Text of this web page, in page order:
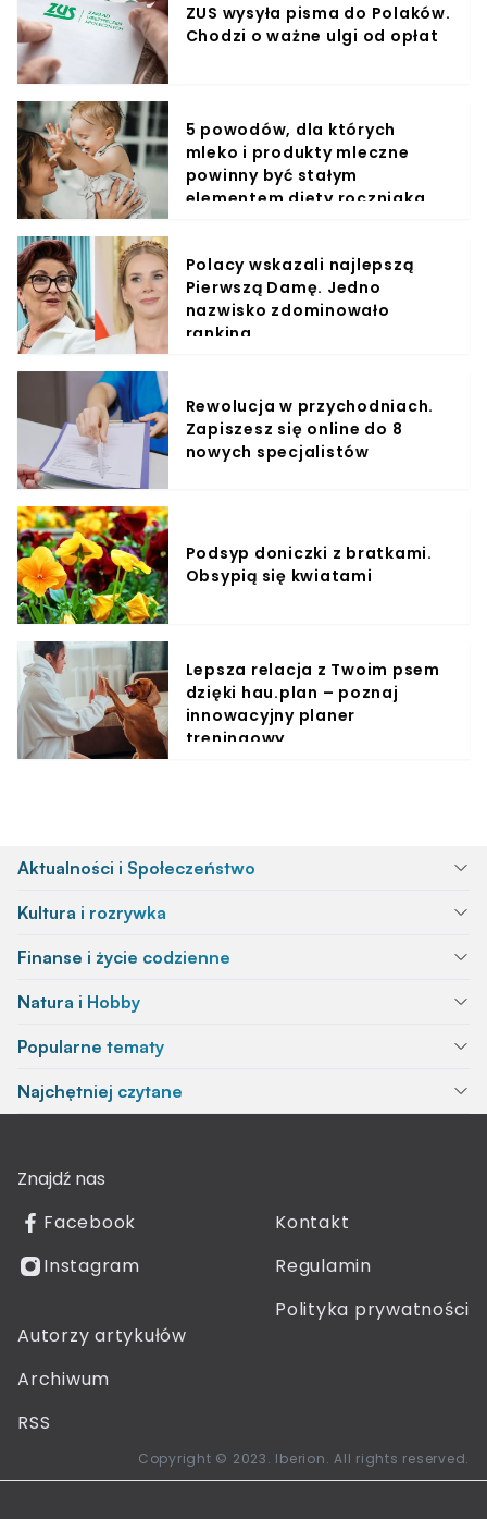
ZUS wysyła pisma do Polaków.
Chodzi o ważne ulgi od opłat
5 powodów, dla których
mleko i produkty mleczne
powinny być stałym
elementem diety roczniaka
Polacy wskazali najlepszą
Pierwszą Damę. Jedno
nazwisko zdominowało
ranking
Rewolucja w przychodniach.
Zapiszesz się online do 8
nowych specjalistów
Podsyp doniczki z bratkami.
Obsypią się kwiatami
Lepsza relacja z Twoim psem
dzięki hau.plan – poznaj
innowacyjny planer
treningowy
Aktualności i Społeczeństwo
Kultura i rozrywka
Finanse i życie codzienne
Natura i Hobby
Popularne tematy
Najchętniej czytane
Znajdź nas
Facebook
Instagram
Kontakt
Regulamin
Polityka prywatności
Autorzy artykułów
Archiwum
RSS
Copyright © 2023. Iberion. All rights reserved.